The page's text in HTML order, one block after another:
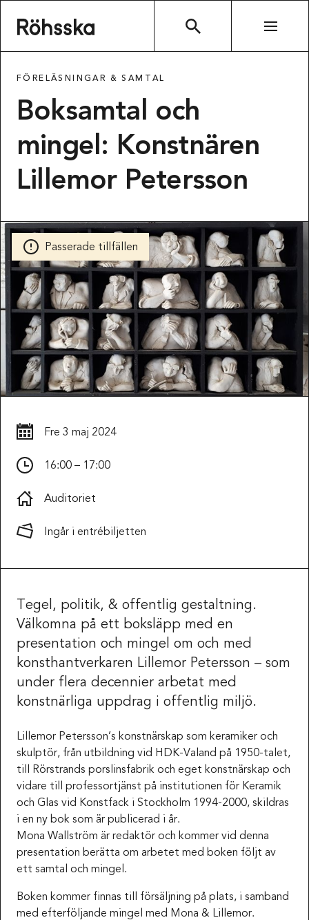
FÖRELÄSNINGAR & SAMTAL
Boksamtal och
mingel: Konstnären
Lillemor Petersson
Passerade tillfällen
Fre 3 maj 2024
16:00 – 17:00
Auditoriet
Ingår i entrébiljetten
Tegel, politik, & offentlig gestaltning.
Välkomna på ett boksläpp med en
presentation och mingel om och med
konsthantverkaren Lillemor Petersson – som
under flera decennier arbetat med
konstnärliga uppdrag i offentlig miljö.
Lillemor Petersson’s konstnärskap som keramiker och
skulptör, från utbildning vid HDK-Valand på 1950-talet,
till Rörstrands porslinsfabrik och eget konstnärskap och
vidare till professortjänst på institutionen för Keramik
och Glas vid Konstfack i Stockholm 1994-2000, skildras
i en ny bok som är publicerad i år.
Mona Wallström är redaktör och kommer vid denna
presentation berätta om arbetet med boken följt av
ett samtal och mingel.
Boken kommer finnas till försäljning på plats, i samband
med efterföljande mingel med Mona & Lillemor.